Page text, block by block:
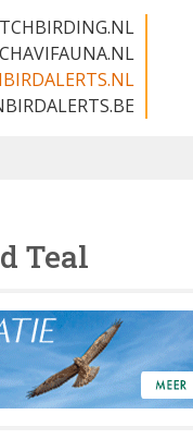
Teal